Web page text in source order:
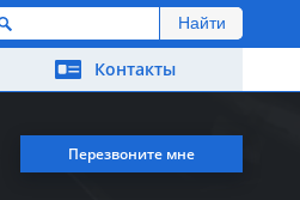
Контакты
Перезвоните мне